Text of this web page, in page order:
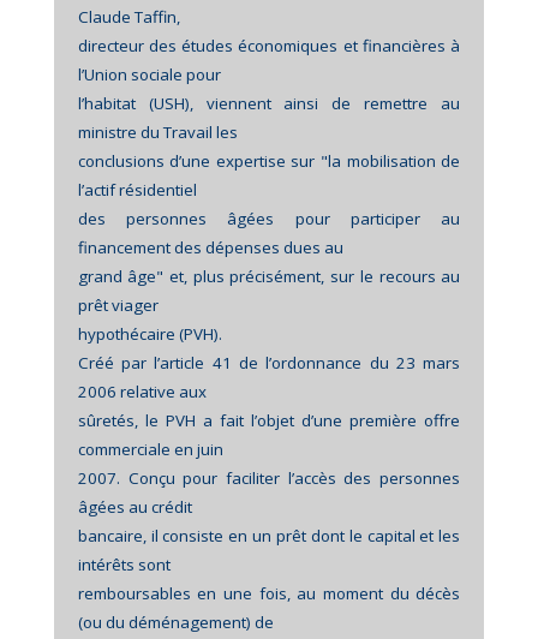
Claude Taffin,
directeur des études économiques et financières à
l’Union sociale pour
l’habitat (USH), viennent ainsi de remettre au
ministre du Travail les
conclusions d’une expertise sur "la mobilisation de
l’actif résidentiel
des personnes âgées pour participer au
financement des dépenses dues au
grand âge" et, plus précisément, sur le recours au
prêt viager
hypothécaire (PVH).
Créé par l’article 41 de l’ordonnance du 23 mars
2006 relative aux
sûretés, le PVH a fait l’objet d’une première offre
commerciale en juin
2007. Conçu pour faciliter l’accès des personnes
âgées au crédit
bancaire, il consiste en un prêt dont le capital et les
intérêts sont
remboursables en une fois, au moment du décès
(ou du déménagement) de